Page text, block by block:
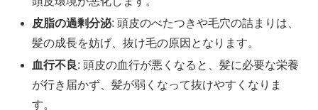
皮脂の過剰分泌: 頭皮のべたつきや毛穴の詰まりは、
髪の成長を妨げ、抜け毛の原因となります。
血行不良: 頭皮の血行が悪くなると、髪に必要な栄養
が行き届かず、髪が弱くなって抜けやすくなりま
す。